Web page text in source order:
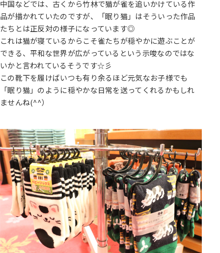
中国などでは、古くから竹林で猫が雀を追いかけている作
品が描かれていたのですが、「眠り猫」はそういった作品
たちとは正反対の様子になっています◎
これは猫が寝ているからこそ雀たちが穏やかに遊ぶことが
できる、平和な世界が広がっているという示唆なのではな
いかと言われているそうです☆彡
この靴下を履けばいつも有り余るほど元気なお子様でも
「眠り猫」のように穏やかな日常を送ってくれるかもしれ
ませんね(^^）